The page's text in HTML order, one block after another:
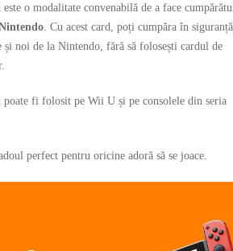
VÂNZĂTORI
este o modalitate convenabilă de a face
. Cu acest card, poți cumpăra în siguranță
noi de la Nintendo, fără să folosești cardul de
poate fi folosit pe Wii U și pe consolele din seria
perfect pentru oricine adoră să se joace.